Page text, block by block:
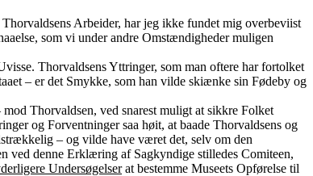
Arbeider, har jeg ikke fundet mig overbeviist
som vi under andre Omstændigheder muligen
Thorvaldsens Yttringer, som man oftere har fortolket
– er det Smykke, som han vilde skiænke sin Fødeby og
Thorvaldsen, ved snarest muligt at sikkre Folket
og Forventninger saa høit, at baade Thorvaldsens og
– og vilde have været det, selv om den
ved denne Erklæring af Sagkyndige stilledes Comiteen,
Undersøgelserat bestemme Museets Opførelse til